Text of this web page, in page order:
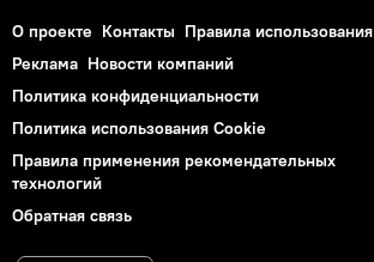
О проекте Контакты Правила использования
Реклама Новости компаний
Политика конфиденциальности
Политика использования Cookie
Правила применения рекомендательных
технологий
Обратная связь